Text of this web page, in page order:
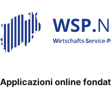
Applicazioni online